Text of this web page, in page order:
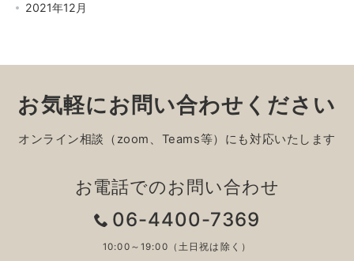
2021年12月
お気軽にお問い合わせください
オンライン相談（zoom、Teams等）にも対応いたします
お電話でのお問い合わせ
06-4400-7369
10:00～19:00（土日祝は除く）